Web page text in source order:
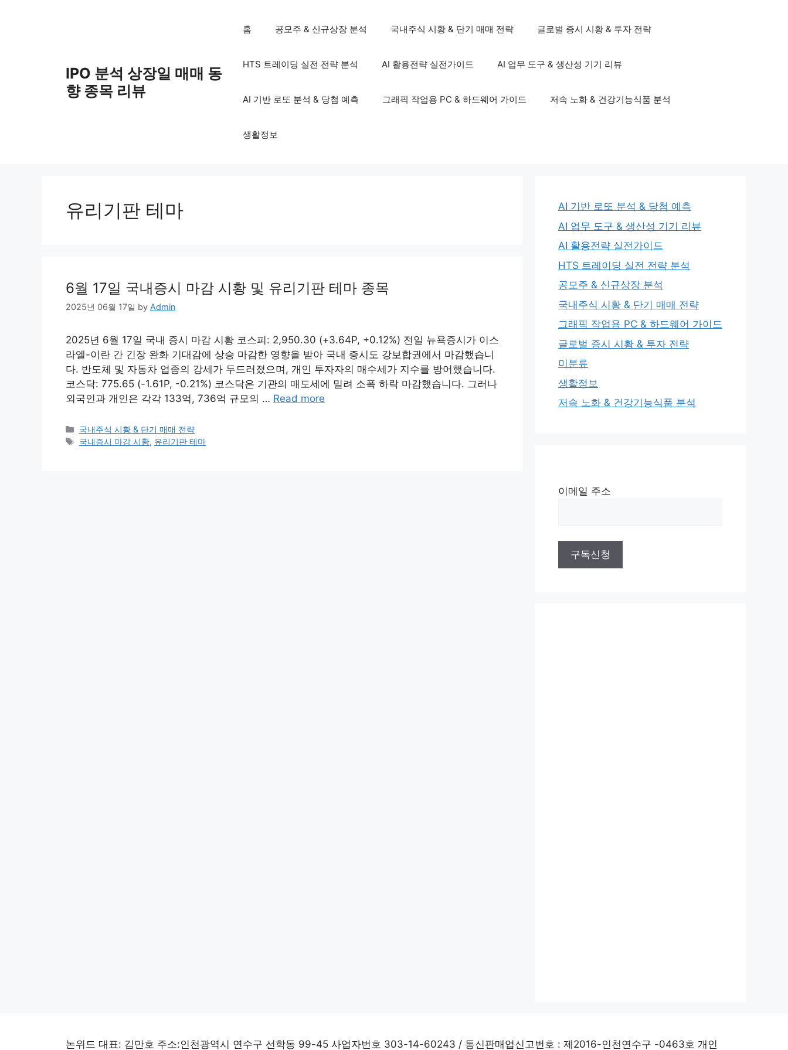
IPO 분석 상장일 매매 동
향 종목 리뷰
홈 공모주 & 신규상장 분석 국내주식 시황 & 단기 매매 전략 글로벌 증시 시황 & 투자 전략
HTS 트레이딩 실전 전략 분석 AI 활용전략 실전가이드 AI 업무 도구 & 생산성 기기 리뷰
AI 기반 로또 분석 & 당첨 예측 그래픽 작업용 PC & 하드웨어 가이드 저속 노화 & 건강기능식품 분석
생활정보
유리기판 테마
6월 17일 국내증시 마감 시황 및 유리기판 테마 종목
2025년 06월 17일 by Admin
2025년 6월 17일 국내 증시 마감 시황 코스피: 2,950.30 (+3.64P, +0.12%) 전일 뉴욕증시가 이스
라엘-이란 간 긴장 완화 기대감에 상승 마감한 영향을 받아 국내 증시도 강보합권에서 마감했습니
다. 반도체 및 자동차 업종의 강세가 두드러졌으며, 개인 투자자의 매수세가 지수를 방어했습니다.
코스닥: 775.65 (-1.61P, -0.21%) 코스닥은 기관의 매도세에 밀려 소폭 하락 마감했습니다. 그러나
외국인과 개인은 각각 133억, 736억 규모의 … Read more
Categories
국내주식 시황 & 단기 매매 전략
Tags
국내증시 마감 시황, 유리기판 테마
AI 기반 로또 분석 & 당첨 예측
AI 업무 도구 & 생산성 기기 리뷰
AI 활용전략 실전가이드
HTS 트레이딩 실전 전략 분석
공모주 & 신규상장 분석
국내주식 시황 & 단기 매매 전략
그래픽 작업용 PC & 하드웨어 가이드
글로벌 증시 시황 & 투자 전략
미분류
생활정보
저속 노화 & 건강기능식품 분석
이메일 주소
논위드 대표: 김만호 주소:인천광역시 연수구 선학동 99-45 사업자번호 303-14-60243 / 통신판매업신고번호 : 제2016-인천연수구 -0463호 개인